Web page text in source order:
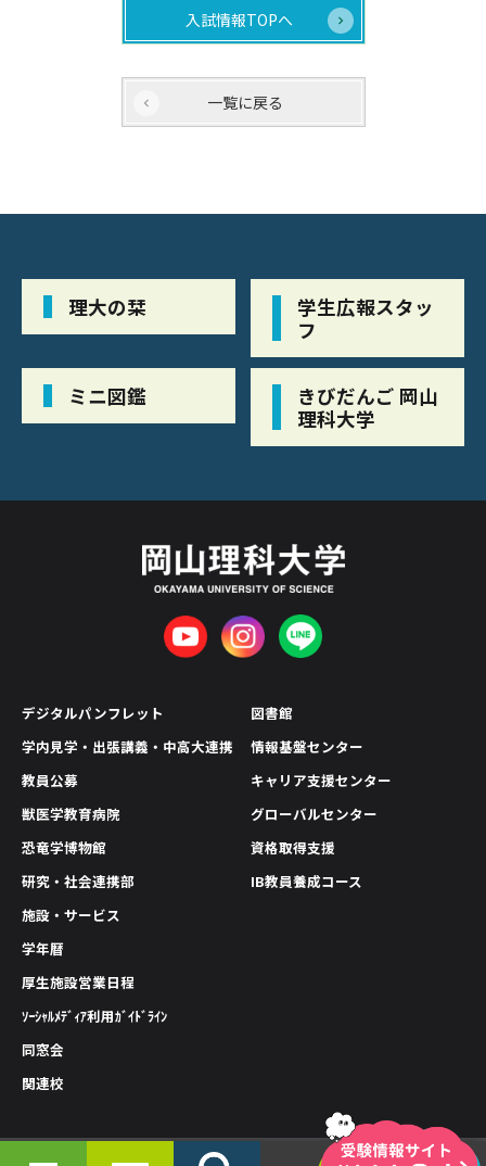
入試情報TOPへ
一覧に戻る
理大の栞
学生広報スタッ
フ
ミニ図鑑
きびだんご 岡山
理科大学
デジタルパンフレット
学内見学・出張講義・中高大連携
教員公募
獣医学教育病院
恐竜学博物館
研究・社会連携部
図書館
情報基盤センター
キャリア支援センター
グローバルセンター
資格取得支援
IB教員養成コース
施設・サービス
学年暦
厚生施設営業日程
ｿｰｼｬﾙﾒﾃﾞｨｱ利用ｶﾞｲﾄﾞﾗｲﾝ
同窓会
関連校